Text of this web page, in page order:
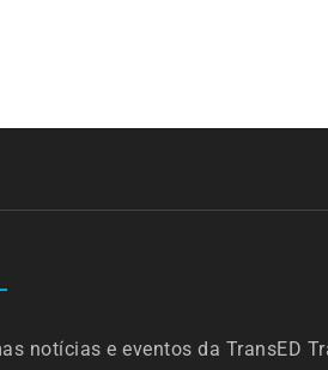
notícias e eventos da TransED